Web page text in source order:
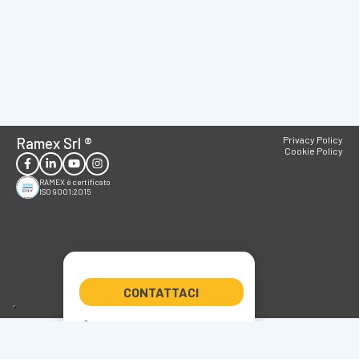
Ramex Srl ®
RAMEX è certificato
ISO 9001:2015
CONTATTACI
Privacy Policy
Cookie Policy